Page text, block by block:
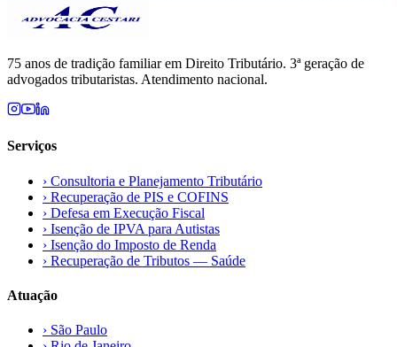
75 anos de tradição familiar em Direito Tributário. 3ª geração de
advogados tributaristas. Atendimento nacional.
Serviços
› Consultoria e Planejamento Tributário
› Recuperação de PIS e COFINS
› Defesa em Execução Fiscal
› Isenção de IPVA para Autistas
› Isenção do Imposto de Renda
› Recuperação de Tributos — Saúde
Atuação
› São Paulo